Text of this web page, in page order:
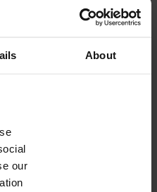
About
our
(28-160 STRON)